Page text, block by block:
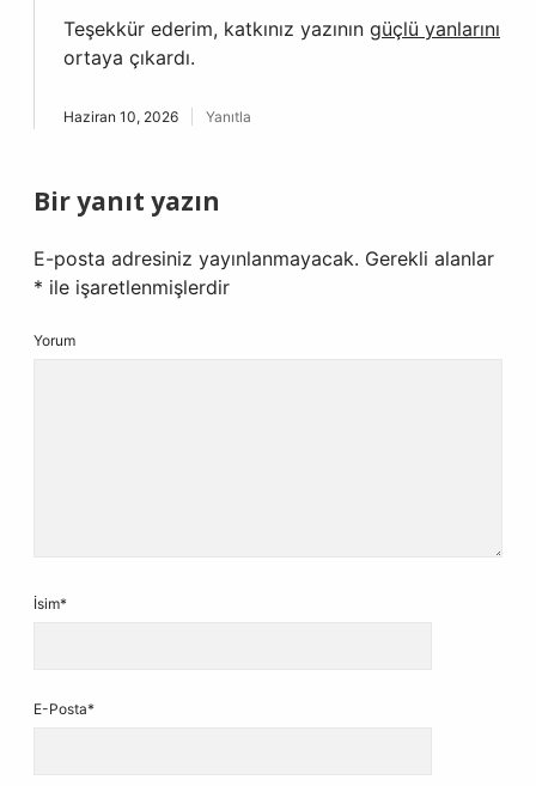
Teşekkür ederim, katkınız yazının güçlü yanlarını
ortaya çıkardı.
Haziran 10, 2026 Yanıtla
Bir yanıt yazın
E-posta adresiniz yayınlanmayacak. Gerekli alanlar
* ile işaretlenmişlerdir
Yorum
İsim*
E-Posta*